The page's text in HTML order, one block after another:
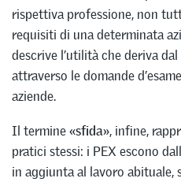
rispettiva professione, non
requisiti di una determinata
descrive l’utilità che deriva
attraverso le domande
aziende.
Il termine«sfida», infine,
pratici stessi: i PEX escono
in aggiunta al lavoro